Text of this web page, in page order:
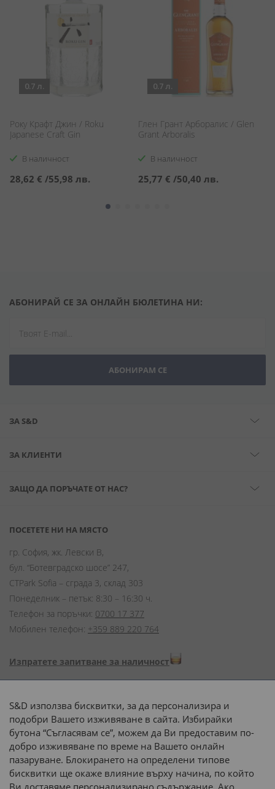
0.7 л.
Року Крафт Джин / Roku
Japanese Craft Gin
В наличност
28,62 € /55,98 лв.
0.7 л.
Глен Грант Арборалис / Glen
Grant Arboralis
В наличност
25,77 € /50,40 лв.
АБОНИРАЙ СЕ ЗА ОНЛАЙН БЮЛЕТИНА НИ:
АБОНИРАМ СЕ
ЗА S&D
ЗА КЛИЕНТИ
ЗАЩО ДА ПОРЪЧАТЕ ОТ НАС?
ПОСЕТЕТЕ НИ НА МЯСТО
гр. София, жк. Левски В,
бул. “Ботевградско шосе” 247,
CTPark Sofia – сграда 3, склад 303
Понеделник – петък: 8:30 – 16:30 ч.
Телефон за поръчки: 0700 17 377
Мобилен телефон: +359 889 220 764
Изпратете запитване за наличност
Начини на плащане:
Доставка до адрес с:
S&D използва бисквитки, за да персонализира и
подобри Вашето изживяване в сайта. Избирайки
бутона “Съгласявам се”, можем да Ви предоставим по-
добро изживяване по време на Вашето онлайн
пазаруване. Блокирането на определени типове
бисквитки ще окаже влияние върху начина, по който
Ви доставяме персонализирано съдържание. Ако